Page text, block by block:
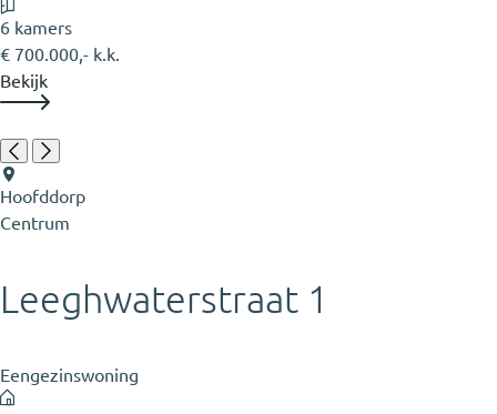
6 kamers
€ 700.000,- k.k.
Bekijk
Hoofddorp
Centrum
Leeghwaterstraat 1
Eengezinswoning